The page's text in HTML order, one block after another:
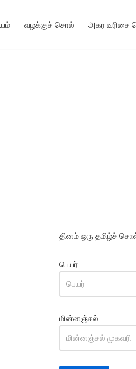
வழக்குச் சொல் அகர வரிசை
தினம் ஒரு தமிழ்ச்
பெயர்
மின்னஞ்சல்